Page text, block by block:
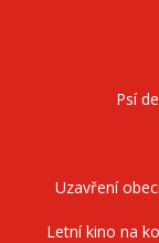
Psí
Uzavření
Letní kino na